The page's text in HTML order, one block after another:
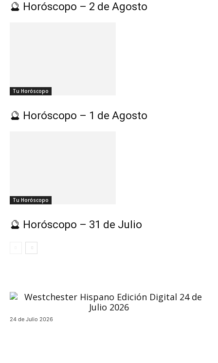
🔮 Horóscopo – 2 de Agosto
Tu Horóscopo
🔮 Horóscopo – 1 de Agosto
Tu Horóscopo
🔮 Horóscopo – 31 de Julio
24 de Julio 2026